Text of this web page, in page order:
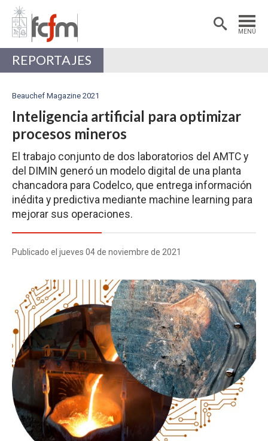
MENÚ
Estudiantes
Académicas/os
REPORTAJES
Beauchef Magazine 2021
Inteligencia artificial para optimizar
procesos mineros
El trabajo conjunto de dos laboratorios del AMTC y
del DIMIN generó un modelo digital de una planta
chancadora para Codelco, que entrega información
inédita y predictiva mediante machine learning para
mejorar sus operaciones.
Publicado el jueves 04 de noviembre de 2021